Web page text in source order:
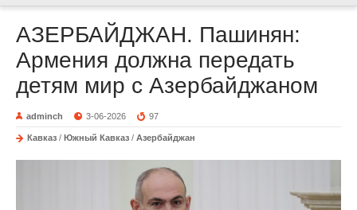
АЗЕРБАЙДЖАН. Пашинян:
Армения должна передать
детям мир с Азербайджаном
adminch 3-06-2026 97
Кавказ / Южный Кавказ / Азербайджан